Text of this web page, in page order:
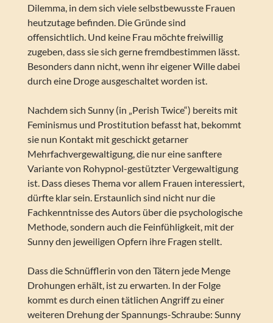
Dilemma, in dem sich viele selbstbewusste Frauen
heutzutage befinden. Die Gründe sind
offensichtlich. Und keine Frau möchte freiwillig
zugeben, dass sie sich gerne fremdbestimmen lässt.
Besonders dann nicht, wenn ihr eigener Wille dabei
durch eine Droge ausgeschaltet worden ist.
Nachdem sich Sunny (in „Perish Twice“) bereits mit
Feminismus und Prostitution befasst hat, bekommt
sie nun Kontakt mit geschickt getarner
Mehrfachvergewaltigung, die nur eine sanftere
Variante von Rohypnol-gestützter Vergewaltigung
ist. Dass dieses Thema vor allem Frauen interessiert,
dürfte klar sein. Erstaunlich sind nicht nur die
Fachkenntnisse des Autors über die psychologische
Methode, sondern auch die Feinfühligkeit, mit der
Sunny den jeweiligen Opfern ihre Fragen stellt.
Dass die Schnüfflerin von den Tätern jede Menge
Drohungen erhält, ist zu erwarten. In der Folge
kommt es durch einen tätlichen Angriff zu einer
weiteren Drehung der Spannungs-Schraube: Sunny